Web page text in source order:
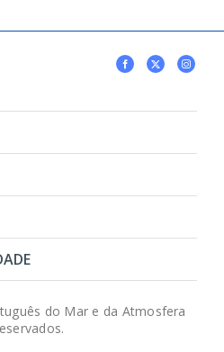
do Mar e da Atmosfera